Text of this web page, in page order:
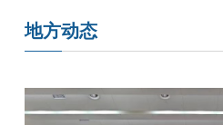
地方动态